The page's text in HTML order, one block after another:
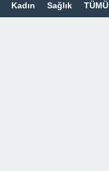
Kadın Sağlık TÜMÜ